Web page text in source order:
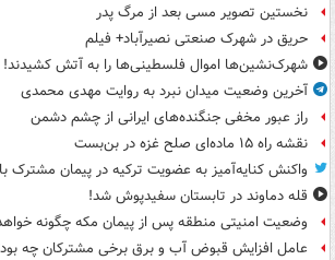
نخستین تصویر مسی بعد از مرگ پدر
حریق در شهرک صنعتی نصیرآباد+ فیلم
شهرک‌نشین‌ها اموال فلسطینی‌ها را به آتش کشیدند!
آخرین وضعیت میدان نبرد به روایت مهدی محمدی
راز عبور مخفی جنگنده‌های ایرانی از چشم دشمن
نقشه راه ۱۵ ماده‌ای صلح غزه در بن‌بست
واکنش کنایه‌آمیز به عضویت ترکیه در پیمان مشترک
قله دماوند در تابستان سفیدپوش شد!
وضعیت امنیتی منطقه پس از پیمان مکه چگونه
عامل افزایش قبوض آب و برق برخی مشترکان چه